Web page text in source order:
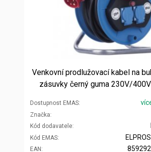
Venkovní prodlužovací kabel na
zásuvky černý guma 230V/
Dostupnost EMAS
Značka
Kód dodavatele
Kód EMAS
EAN